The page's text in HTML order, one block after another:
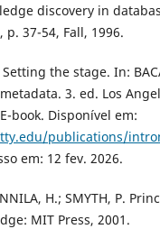
discovery in
p. 37-54, Fall, 1996.
Setting the stage. In:
3. ed. Los
book. Disponível em:
publications/
em: 12 fev. 2026.
H.; SMYTH, P.
MIT Press, 2001.